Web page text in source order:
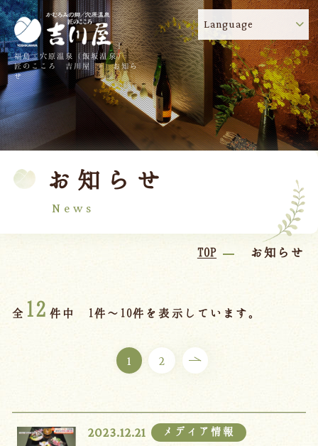
福島・穴原温泉（飯坂温泉）
匠のこころ 吉川屋 - お知ら
せ
Language
お知らせ
News
TOP お知らせ
全 12 件中 1件～10件を表示しています。
1 2
2023.12.21 メディア情報
! 吉川屋のコロナウイルス感染症対策について
TOP 吉川屋について
温泉 客室
料理
館内
ご宿泊プラン
お部屋からプランを選ぶ
空室カレンダーから選ぶ